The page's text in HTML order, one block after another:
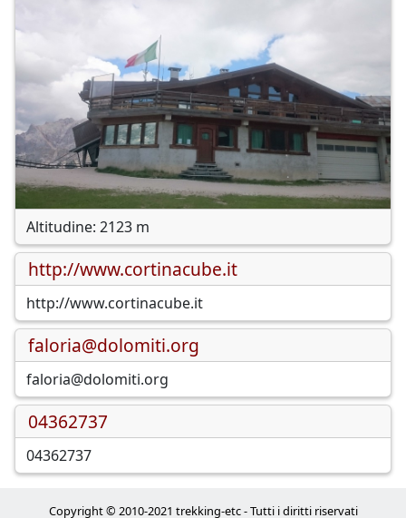
Altitudine: 2123 m
http://www.cortinacube.it
http://www.cortinacube.it
faloria@dolomiti.org
faloria@dolomiti.org
04362737
04362737
Copyright © 2010-2021 trekking-etc - Tutti i diritti riservati